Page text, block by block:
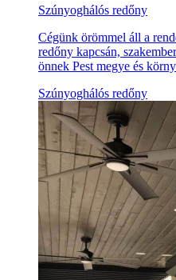
Szúnyoghálós redőny
Cégünk örömmel áll a
redőny kapcsán,
önnek Pest megye és
Szúnyoghálós redőny